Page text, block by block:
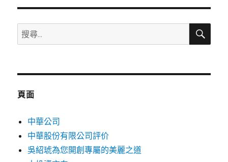
搜
尋
鍵
搜
頁面
中華公司
中華股份有限公司評价
吳紹琥為您開創專屬的美麗之道